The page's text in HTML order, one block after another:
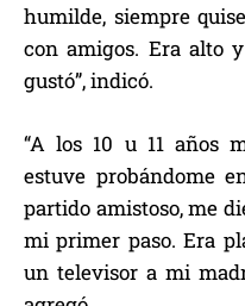
humilde, siempre
con amigos. Era alto
gustó”, indicó.
“A los 10 u 11 años
estuve probándome
partido amistoso, me
mi primer paso. Era
un televisor a mi